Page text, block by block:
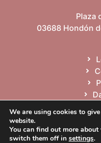
Plaza
03688 Hondón
We are using cookies to
website.
You can find out more
switch them off in settings.
Español